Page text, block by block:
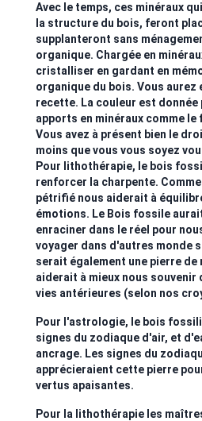
Avec le temps, ces minéraux
la structure du bois, feront
supplanteront sans
organique. Chargée en
cristalliser en gardant en
organique du bois. Vous
recette. La couleur est
apports en minéraux comme le
Vous avez à présent bien le
moins que vous vous soyez
Pour lithothérapie, le bois
renforcer la charpente.
pétrifié nous aiderait à
émotions. Le Bois fossile
enraciner dans le réel pour
voyager dans d'autres monde
serait également une pierre de
aiderait à mieux nous souvenir
vies antérieures (selon nos
Pour l'astrologie, le bois
signes du zodiaque d'air, et
ancrage. Les signes du
apprécieraient cette pierre
vertus apaisantes.
Pour la lithothérapie les